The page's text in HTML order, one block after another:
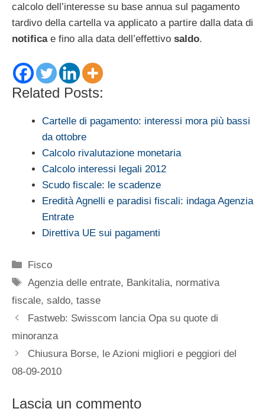
calcolo dell’interesse su base annua sul pagamento
tardivo della cartella va applicato a partire dalla data di
notificae fino alla data dell’effettivo saldo.
Related Posts:
Cartelle di pagamento: interessi mora più bassi
da ottobre
Calcolo rivalutazione monetaria
Calcolo interessi legali 2012
Scudo fiscale: le scadenze
Eredità Agnelli e paradisi fiscali: indaga Agenzia
Entrate
Direttiva UE sui pagamenti
Categorie
Fisco
Tag
Agenzia delle entrate, Bankitalia, normativa
fiscale, saldo, tasse
Fastweb: Swisscom lancia Opa su quote di
minoranza
Chiusura Borse, le Azioni migliori e peggiori del
08-09-2010
Lascia un commento